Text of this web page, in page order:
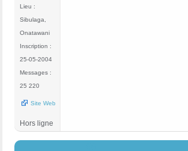
Lieu :
Sibulaga,
Onatawani
Inscription :
25-05-2004
Messages :
25 220
Site Web
Hors ligne